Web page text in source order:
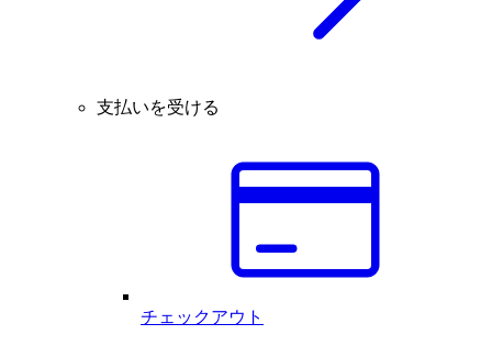
支払いを受ける
チェックアウト